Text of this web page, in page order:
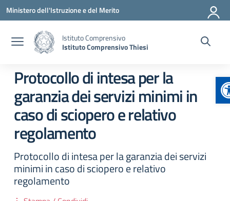
Vai ai contenuti
Vai al menu di navigazione
Vai al footer
Ministero dell'Istruzione e del Merito
Istituto Comprensivo
Istituto Comprensivo Thiesi
Protocollo di intesa per la
garanzia dei servizi minimi in
caso di sciopero e relativo
regolamento
Protocollo di intesa per la garanzia dei servizi
minimi in caso di sciopero e relativo
regolamento